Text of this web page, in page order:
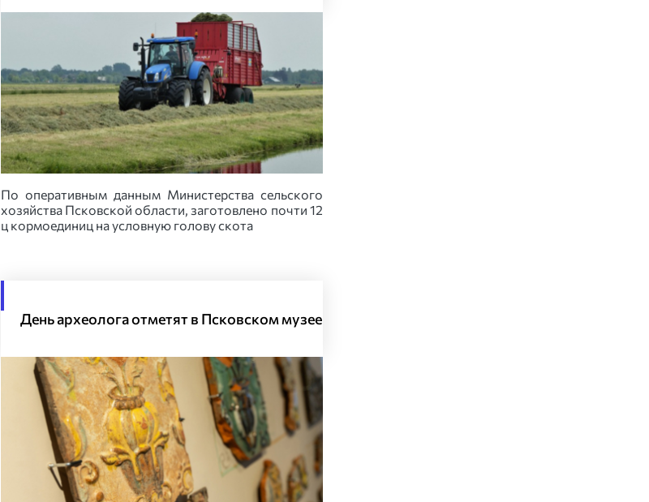
По оперативным данным Министерства сельского
хозяйства Псковской области, заготовлено почти 12
ц кормоединиц на условную голову скота
День археолога отметят в Псковском музее